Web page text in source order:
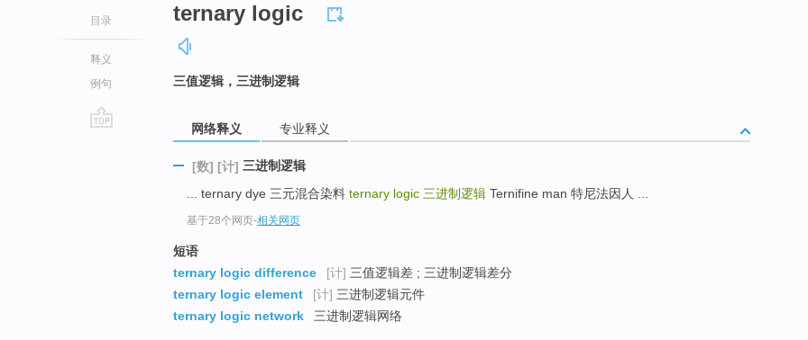
目录
释义
例句
ternary logic
三值逻辑，三进制逻辑
网络释义 专业释义
[数] [计] 三进制逻辑
... ternary dye 三元混合染料 ternary logic 三进制逻辑 Ternifine man 特尼法因人 ...
基于28个网页-相关网页
短语
ternary logic difference
[计] 三值逻辑差 ; 三进制逻辑差分
ternary logic element
[计] 三进制逻辑元件
ternary logic network
三进制逻辑网络